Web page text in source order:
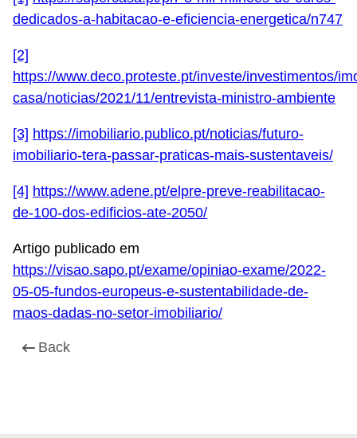
dedicados-a-habitacao-e-eficiencia-energetica/n747
[2]
https://www.deco.proteste.pt/investe/investimentos/
casa/noticias/2021/11/entrevista-ministro-ambiente
[3] https://imobiliario.publico.pt/noticias/futuro-
imobiliario-tera-passar-praticas-mais-sustentaveis/
[4] https://www.adene.pt/elpre-preve-reabilitacao-
de-100-dos-edificios-ate-2050/
Artigo publicado em
https://visao.sapo.pt/exame/opiniao-exame/2022-
05-05-fundos-europeus-e-sustentabilidade-de-
maos-dadas-no-setor-imobiliario/
Back